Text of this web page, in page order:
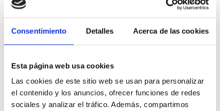
Consentimiento Detalles Acerca de las cookies
Esta página web usa cookies
Las cookies de este sitio web se usan para personalizar
el contenido y los anuncios, ofrecer funciones de redes
sociales y analizar el tráfico. Además, compartimos
Super Twister 28Ux110ML
Registrar-me
Cornetto Crush Cookies
30Ux90ML
Registrar-me